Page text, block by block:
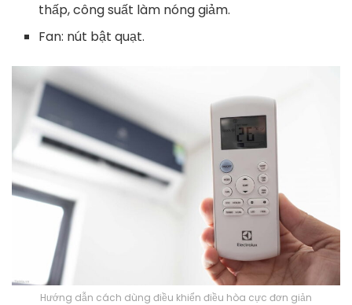
thấp, công suất làm nóng giảm.
Fan: nút bật quạt.
Hướng dẫn cách dùng điều khiển điều hòa cực đơn giản